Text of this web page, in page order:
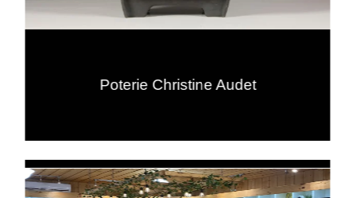
Poterie Christine Audet